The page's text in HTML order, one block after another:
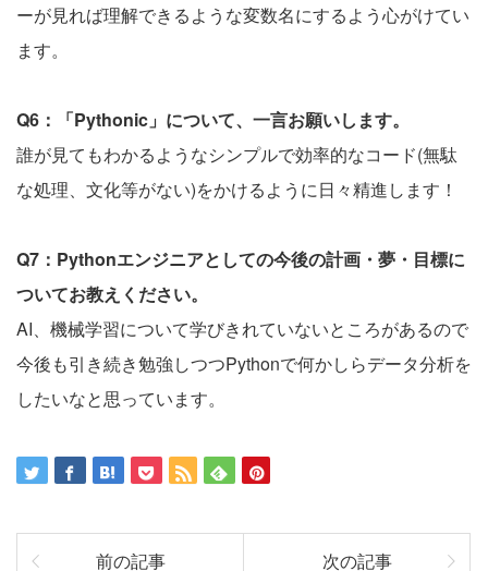
ーが見れば理解できるような変数名にするよう心がけてい
ます。
Q6：「Pythonic」について、一言お願いします。
誰が見てもわかるようなシンプルで効率的なコード(無駄
な処理、文化等がない)をかけるように日々精進します！
Q7：Pythonエンジニアとしての今後の計画・夢・目標に
ついてお教えください。
AI、機械学習について学びきれていないところがあるので
今後も引き続き勉強しつつPythonで何かしらデータ分析を
したいなと思っています。
前の記事 次の記事